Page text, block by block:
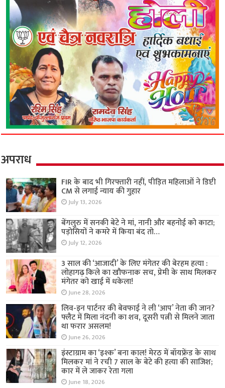
अपराध
FIR के बाद भी गिरफ्तारी नहीं, पीड़ित महिलाओं ने डिप्टी
CM से लगाई न्याय की गुहार
July 13, 2026
बेंगलुरु में सनकी बेटे ने मां, नानी और बहनोई को काटा;
पड़ोसियों ने कमरे में किया बंद तो…
July 12, 2026
3 साल की ‘आजादी’ के लिए मंगेतर की बेरहम हत्या :
लोहागढ़ किले का खौफनाक सच, प्रेमी के साथ मिलकर
मंगेतर को खाई में धकेला!
June 28, 2026
लिव-इन पार्टनर की बेवफाई ने ली ‘आप’ नेता की जान?
फ्लैट में मिला नंदनी का शव, दूसरी पत्नी से मिलने जाता
था फरार असलम!
June 26, 2026
इंस्टाग्राम का ‘इश्क’ बना काल! मेरठ में बॉयफ्रेंड के साथ
मिलकर मां ने रची 7 साल के बेटे की हत्या की साजिश;
कार में ले जाकर रेता गला
June 18, 2026